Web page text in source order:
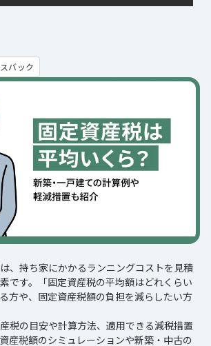
バック
、持ち家にかかるランニングコストを見積
です。「固定資産税の平均額はどれくらい
方や、固定資産税額の負担を減らしたい方
税の目安や計算方法、適用できる減税措置
産税額のシミュレーションや新築・中古の